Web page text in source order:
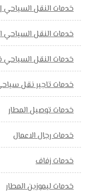
خدمات النقل السياحي
خدمات النقل السياحي
خدمات النقل
خدمات تاجير نقل
خدمات توصيل المطار
خدمات رجال الاعمال
خدمات زفاف
خدمات ليموزين المطار